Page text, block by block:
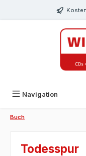
Navigation
Buch
Todesspur